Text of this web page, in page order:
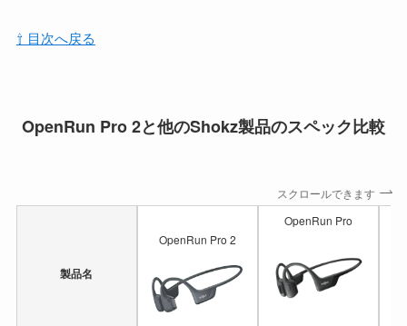
⇧ 目次へ戻る
OpenRun Pro 2と他のShokz製品のスペック比較
スクロールできます
製品名
OpenRun Pro 2
OpenRun Pro